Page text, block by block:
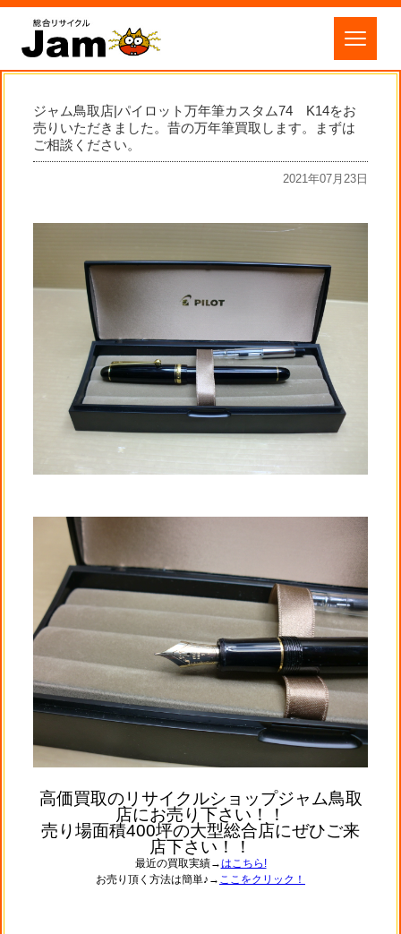
ジャム鳥取店|パイロット万年筆カスタム74 K14をお
売りいただきました。昔の万年筆買取します。まずは
ご相談ください。
2021年07月23日
高価買取のリサイクルショップジャム鳥取
店にお売り下さい！！
売り場面積400坪の大型総合店にぜひご来
店下さい！！
最近の買取実績→はこちら!
お売り頂く方法は簡単♪→ ここをクリック！